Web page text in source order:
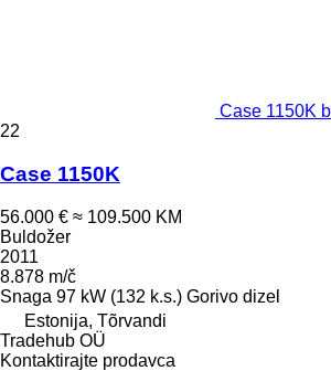
Case 1150K
22
Case 1150K
56.000 € ≈ 109.500 KM
Buldožer
2011
8.878 m/č
Snaga 97 kW (132 k.s.) Gorivo dizel
Estonija, Tõrvandi
Tradehub OÜ
Kontaktirajte prodavca